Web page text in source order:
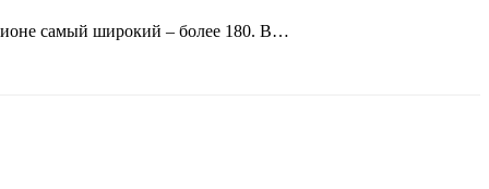
самый широкий – более 180. В…